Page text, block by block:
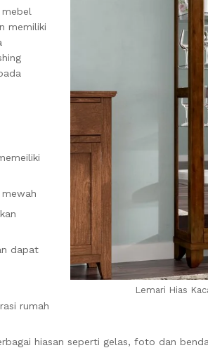
Lemari Hias
memiliki
dapat
rumah
hiasan seperti gelas, foto dan